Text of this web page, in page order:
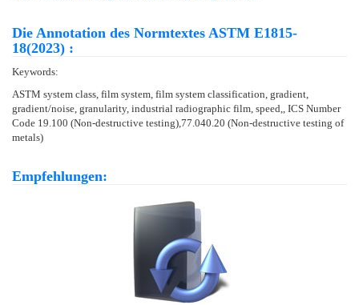
Die Annotation des Normtextes ASTM E1815-
18(2023) :
Keywords:
ASTM system class, film system, film system classification, gradient,
gradient/noise, granularity, industrial radiographic film, speed,, ICS Number
Code 19.100 (Non-destructive testing),77.040.20 (Non-destructive testing of
metals)
Empfehlungen: